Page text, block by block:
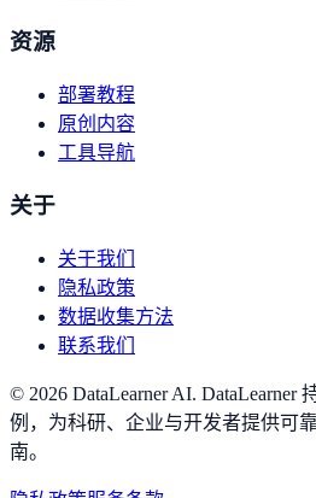
资源
部署教程
原创内容
工具导航
关于
关于我们
隐私政策
数据收集方法
联系我们
© 2026 DataLearner AI. DataLearner
例，为科研、企业与开发者提供可
南。